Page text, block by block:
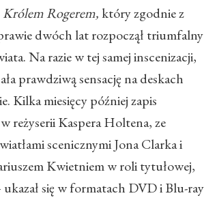
Królem Rogerem, który zgodnie z
dwóch lat rozpoczął triumfalny
Na razie w tej samej inscenizacji,
prawdziwą sensację na deskach
Kilka miesięcy później zapis
reżyserii Kaspera Holtena, ze
scenicznymi Jona Clarka i
Kwietniem w roli tytułowej,
się w formatach DVD i Blu-ray